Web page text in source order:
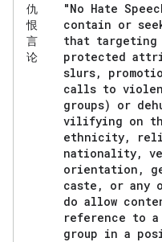
仇
恨
言
论
"No Hate
contain or
that targeting
protected
slurs,
calls to
groups) or
vilifying on
ethnicity,
nationality,
orientation ,
caste , or any
do allow
reference to
group in a